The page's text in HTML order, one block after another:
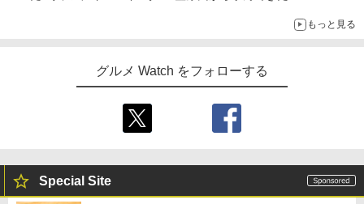
もっと見る
グルメ Watch をフォローする
Special Site